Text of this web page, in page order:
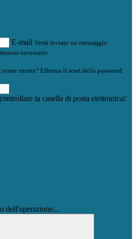
E-mail Verrà inviato un messaggio
necessarie.
utente? Effettua il reset della password
la casella di posta elettronica!
dell'operazione...